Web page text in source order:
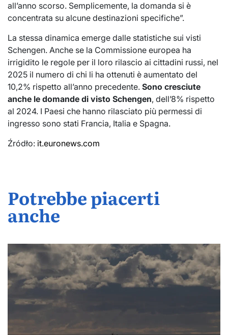
all’anno scorso. Semplicemente, la domanda si è
concentrata su alcune destinazioni specifiche”.
La stessa dinamica emerge dalle statistiche sui visti
Schengen. Anche se la Commissione europea ha
irrigidito le regole per il loro rilascio ai cittadini russi, nel
2025 il numero di chi li ha ottenuti è aumentato del
10,2% rispetto all’anno precedente. Sono cresciute
anche le domande di visto Schengen, dell’8% rispetto
al 2024. I Paesi che hanno rilasciato più permessi di
ingresso sono stati Francia, Italia e Spagna.
Źródło: it.euronews.com
Potrebbe piacerti
anche